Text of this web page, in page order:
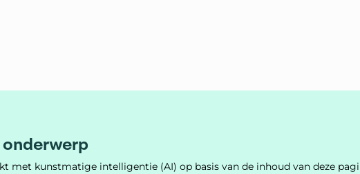
met kunstmatige intelligentie (AI) op basis van de inhoud van deze